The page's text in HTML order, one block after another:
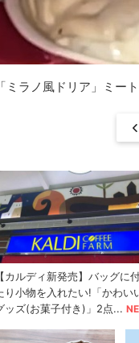
「ミラノ風ドリア」ミー